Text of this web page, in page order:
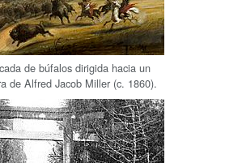
de búfalos dirigida hacia un
de Alfred Jacob Miller (c. 1860).